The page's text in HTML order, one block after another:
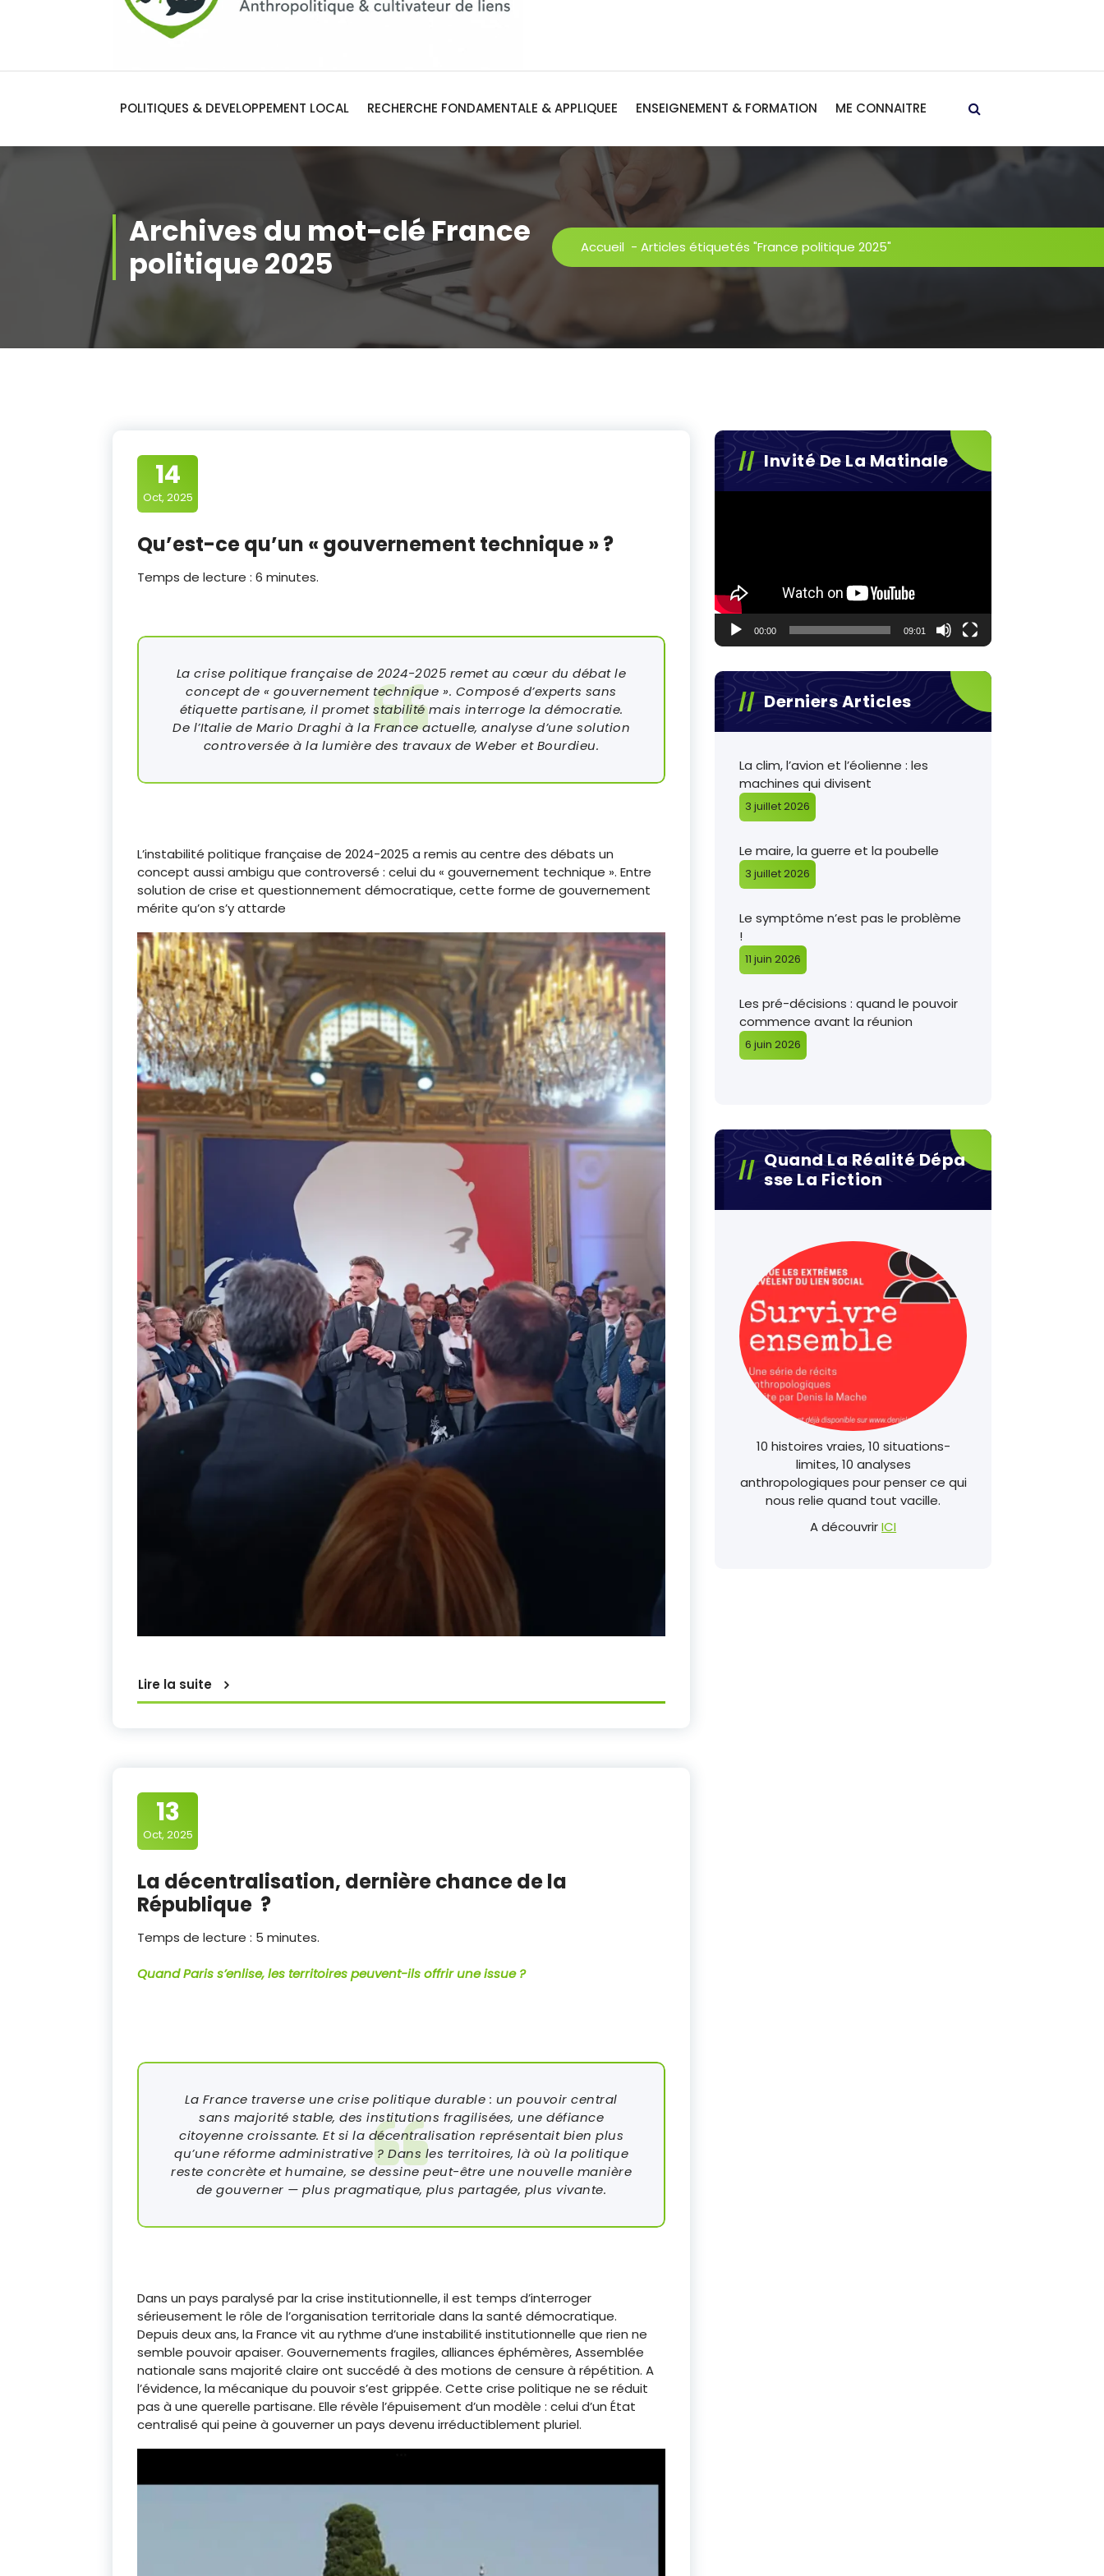
POLITIQUES & DEVELOPPEMENT LOCAL RECHERCHE FONDAMENTALE & APPLIQUEE ENSEIGNEMENT & FORMATION ME CONNAITRE
Archives du mot-clé France
politique 2025
Accueil - Articles étiquetés "France politique 2025"
14
Oct, 2025
Qu’est-ce qu’un « gouvernement technique » ?
Temps de lecture : 6 minutes.
La crise politique française de 2024-2025 remet au cœur du débat le
concept de « gouvernement technique ». Composé d’experts sans
étiquette partisane, il promet stabilité mais interroge la démocratie.
De l’Italie de Mario Draghi à la France actuelle, analyse d’une solution
controversée à la lumière des travaux de Weber et Bourdieu.
L’instabilité politique française de 2024-2025 a remis au centre des débats un
concept aussi ambigu que controversé : celui du « gouvernement technique ». Entre
solution de crise et questionnement démocratique, cette forme de gouvernement
mérite qu’on s’y attarde
Lire la suite
13
Oct, 2025
La décentralisation, dernière chance de la
République ?
Temps de lecture : 5 minutes.
Quand Paris s’enlise, les territoires peuvent-ils offrir une issue ?
La France traverse une crise politique durable : un pouvoir central
sans majorité stable, des institutions fragilisées, une défiance
citoyenne croissante. Et si la décentralisation représentait bien plus
qu’une réforme administrative ? Dans les territoires, là où la politique
reste concrète et humaine, se dessine peut-être une nouvelle manière
de gouverner — plus pragmatique, plus partagée, plus vivante.
Dans un pays paralysé par la crise institutionnelle, il est temps d’interroger
sérieusement le rôle de l’organisation territoriale dans la santé démocratique.
Depuis deux ans, la France vit au rythme d’une instabilité institutionnelle que rien ne
semble pouvoir apaiser. Gouvernements fragiles, alliances éphémères, Assemblée
nationale sans majorité claire ont succédé à des motions de censure à répétition. A
l’évidence, la mécanique du pouvoir s’est grippée. Cette crise politique ne se réduit
pas à une querelle partisane. Elle révèle l’épuisement d’un modèle : celui d’un État
centralisé qui peine à gouverner un pays devenu irréductiblement pluriel.
Invité De La Matinale
00:00 09:01
Derniers Articles
La clim, l’avion et l’éolienne : les
machines qui divisent
3 juillet 2026
Le maire, la guerre et la poubelle
3 juillet 2026
Le symptôme n’est pas le problème
!
11 juin 2026
Les pré-décisions : quand le pouvoir
commence avant la réunion
6 juin 2026
Quand La Réalité Dépa
Sse La Fiction
10 histoires vraies, 10 situations-
limites, 10 analyses
anthropologiques pour penser ce qui
nous relie quand tout vacille.
A découvrirICI